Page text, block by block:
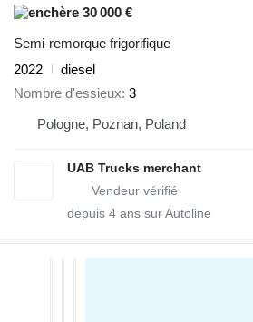
30 000 €
Semi-remorque frigorifique
2022
diesel
Nombre d'essieux 3
Pologne, Poznan, Poland
UAB Trucks merchant
depuis 4 ans sur Autoline